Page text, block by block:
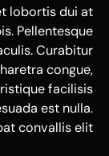
lobortis dui at
Pellentesque
Curabitur
congue,
facilisis
est nulla.
convallis elit.